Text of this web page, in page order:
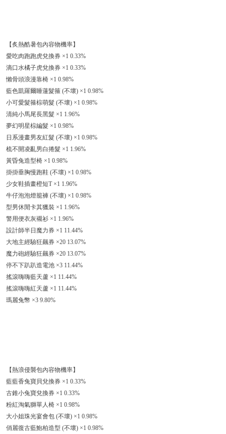
【炙熱酷暑包內容物機率】
愛吃肉跑跑虎兌換券 ×1 0.33%
滴口水橘子虎兌換券 ×1 0.33%
懶骨頭浪漫靠椅 ×1 0.98%
藍色凱羅爾睡蓮髮箍 (不壞) ×1 0.98%
小可愛髮箍棕萌髮 (不壞) ×1 0.98%
清純小馬尾長黑髮 ×1 1.96%
夢幻明星棕編髮 ×1 0.98%
日系漫畫男友紅髮 (不壞) ×1 0.98%
梳不開凌亂男白捲髮 ×1 1.96%
黃昏兔造型椅 ×1 0.98%
掛掛垂胸慢跑鞋 (不壞) ×1 0.98%
少女鞋插畫橙短T ×1 1.96%
牛仔泡泡燈籠褲 (不壞) ×1 0.98%
型男休閒卡其獵裝 ×1 1.96%
警用便衣灰襯衫 ×1 1.96%
設計師半日魔力券 ×1 11.44%
大地主經驗狂飆券 ×20 13.07%
魔力砲經驗狂飆券 ×20 13.07%
停不下趴趴造電池 ×3 11.44%
搖滾嗨嗨藍天蘆 ×1 11.44%
搖滾嗨嗨紅天蘆 ×1 11.44%
瑪麗兔幣 ×3 9.80%
【熱浪侵襲包內容物機率】
藍藍香兔寶貝兌換券 ×1 0.33%
古錐小兔寶兌換券 ×1 0.33%
粉紅淘氣獅單人椅 ×1 0.98%
大小姐珠光宴會包 (不壞) ×1 0.98%
俏麗復古藍鮑柏造型 (不壞) ×1 0.98%